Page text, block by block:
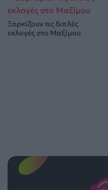
Ξορκίζουν τις διπλές
εκλογές στο Μαξίμου